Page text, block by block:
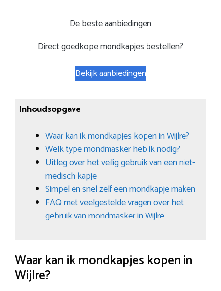
De beste aanbiedingen
Direct goedkope mondkapjes bestellen?
Bekijk aanbiedingen
Inhoudsopgave
Waar kan ik mondkapjes kopen in Wijlre?
Welk type mondmasker heb ik nodig?
Uitleg over het veilig gebruik van een niet-
medisch kapje
Simpel en snel zelf een mondkapje maken
FAQ met veelgestelde vragen over het
gebruik van mondmasker in Wijlre
Waar kan ik mondkapjes kopen in
Wijlre?